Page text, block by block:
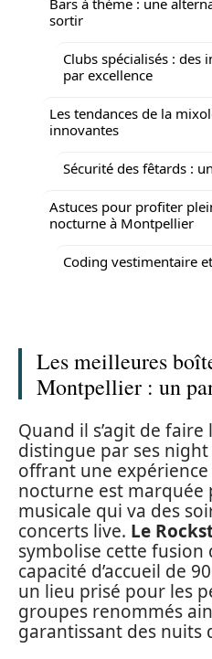
sortir
Clubs spécialisés : des
par excellence
Les tendances de la
innovantes
Sécurité des fêtards :
Astuces pour profiter
nocturne à Montpellier
Coding vestimentaire
Les meilleures
Montpellier : un
Quand il s’agit de
distingue par ses
offrant une expérience
nocturne est marquée
musicale qui va des
concerts live. Le
symbolise cette fusion
capacité d’accueil de
un lieu prisé pour les
groupes renommés
garantissant des nuits